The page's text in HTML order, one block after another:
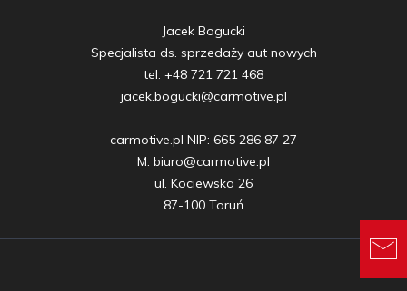
Jacek Bogucki
Specjalista ds. sprzedaży aut nowych
tel. +48 721 721 468
jacek.bogucki@carmotive.pl
carmotive.pl NIP: 665 286 87 27
M: biuro@carmotive.pl
ul. Kociewska 26
87-100 Toruń